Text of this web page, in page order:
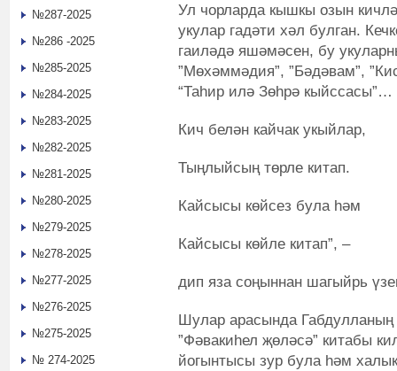
Ул чорларда кышкы озын
укулар гадәти хәл булган.
гаиләдә яшәмәсен, бу
”Мөхәммәдия”, ”Бәдәвам”,
“Таһир илә Зөһрә кыйссасы”…
Кич белән кайчак укыйлар,
Тыңлыйсың төрле китап.
Кайсысы көйсез була һәм
Кайсысы көйле китап”, –
дип яза соңыннан шагыйрь
Шулар арасында
”Фәвакиһел җөләсә” китабы
йогынтысы зур була һәм
№287-2025
№286 -2025
№285-2025
№284-2025
№283-2025
№282-2025
№281-2025
№280-2025
№279-2025
№278-2025
№277-2025
№276-2025
№275-2025
№ 274-2025